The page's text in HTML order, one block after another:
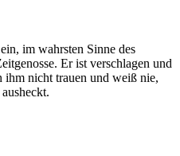
im wahrsten Sinne des
Er ist verschlagen und
nicht trauen und weiß nie,